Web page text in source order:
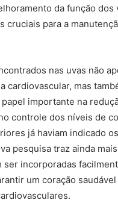
da função dos
cruciais para a
nas uvas não
cardiovascular, mas
importante na
controle dos níveis de
já haviam indicado
pesquisa traz ainda
ser incorporadas
um coração